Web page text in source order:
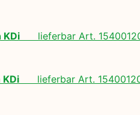
KDi lieferbar Art.
KDi lieferbar Art.